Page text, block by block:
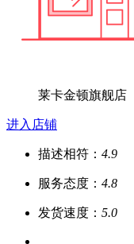
莱卡金顿旗舰店
进入店铺
描述相符： 4.9
服务态度： 4.8
发货速度： 5.0